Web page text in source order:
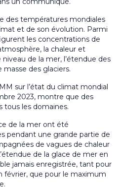
des températures mondiales
et de son évolution. Parmi
les concentrations de
la chaleur et
niveau de la mer, l’étendue des
des glaciers.
sur l’état du climat mondial
2023, montre que des
tous les domaines.
de la mer ont été
pendant une grande partie de
de vagues de chaleur
de la glace de mer en
jamais enregistrée, tant pour
février, que pour le maximum